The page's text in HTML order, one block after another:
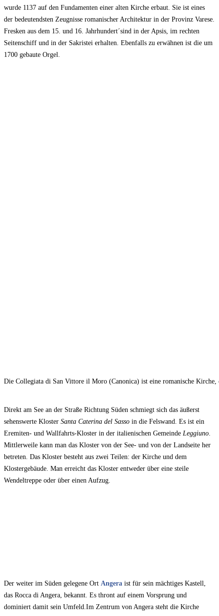
wurde 1137 auf den Fundamenten einer alten Kirche erbaut. Sie ist eines
der bedeutendsten Zeugnisse romanischer Architektur in der Provinz Varese.
Fresken aus dem 15. und 16. Jahrhundert´sind in der Apsis, im rechten
Seitenschiff und in der Sakristei erhalten. Ebenfalls zu erwähnen ist die um
1700 gebaute Orgel.
Die Collegiata di San Vittore il Moro (Canonica) ist eine romanische
Direkt am See an der Straße Richtung Süden schmiegt sich das äußerst
sehenswerte Kloster Santa Caterina del Sasso in die Felswand. Es ist ein
Eremiten- und Wallfahrts-Kloster in der italienischen Gemeinde Leggiuno
Mittlerweile kann man das Kloster von der See- und von der Landseite her
betreten. Das Kloster besteht aus zwei Teilen: der Kirche und dem
Klostergebäude. Man erreicht das Kloster entweder über eine steile
Wendeltreppe oder über einen Aufzug.
Der weiter im Süden gelegene Ort Angera ist für sein mächtiges Kastell,
das Rocca di Angera, bekannt. Es thront auf einem Vorsprung und
dominiert damit sein Umfeld.Im Zentrum von Angera steht die Kirche